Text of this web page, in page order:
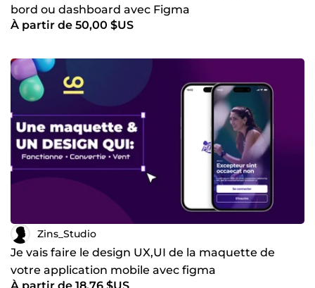
bord ou dashboard avec Figma
À partir de 50,00 $US
Zins_Studio
Je vais faire le design UX,UI de la maquette de
votre application mobile avec figma